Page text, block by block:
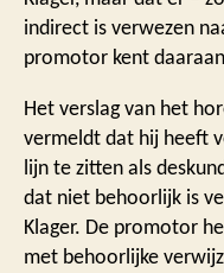
indirect is verwezen
promotor kent
Het verslag van het
vermeldt dat hij heeft
lijn te zitten als
dat niet behoorlijk is
Klager. De promotor
met behoorlijke